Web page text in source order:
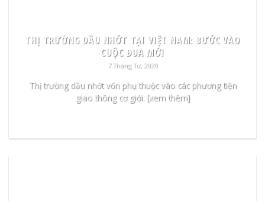
THỊ TRƯỜNG DẦU NHỚT TẠI VIỆT NAM: BƯỚC VÀO
CUỘC ĐUA MỚI
7 Tháng Tư, 2020
Thị trường dầu nhớt vốn phụ thuộc vào các phương tiện
giao thông cơ giới. [xem thêm]